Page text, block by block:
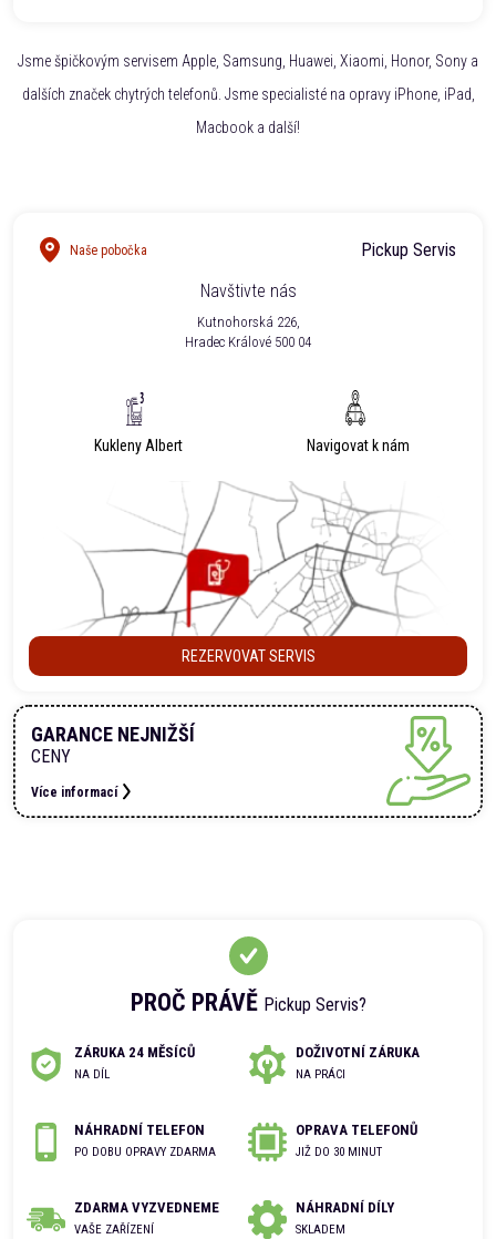
Jsme špičkovým servisem Apple, Samsung, Huawei, Xiaomi, Honor, Sony a
dalších značek chytrých telefonů. Jsme specialisté na opravy iPhone, iPad,
Macbook a další!
PROČ PRÁVĚ Pickup Servis?
ZÁRUKA 24 MĚSÍCŮ
NA DÍL
DOŽIVOTNÍ ZÁRUKA
NA PRÁCI
NÁHRADNÍ TELEFON
PO DOBU OPRAVY ZDARMA
OPRAVA TELEFONŮ
JIŽ DO 30 MINUT
ZDARMA VYZVEDNEME
VAŠE ZAŘÍZENÍ
NÁHRADNÍ DÍLY
SKLADEM
Naše pobočka
Pickup Servis
Navštivte nás
Kutnohorská 226,
Hradec Králové 500 04
Kukleny Albert Navigovat k nám
REZERVOVAT SERVIS
GARANCE NEJNIŽŠÍ
CENY
Více informací